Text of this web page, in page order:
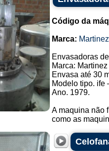
Código da
Marca:
Envasadoras
Marca:
Envasa até 30
Modelo tipo. ife
Ano. 1979.
A maquina não
como as